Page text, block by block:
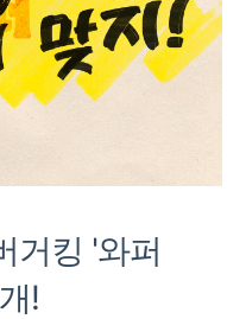
거킹 '와퍼
!